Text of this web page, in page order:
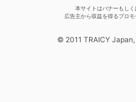
本サイトはバナーもし
広告主から収益を得るプロモ
© 2011 TRAICY